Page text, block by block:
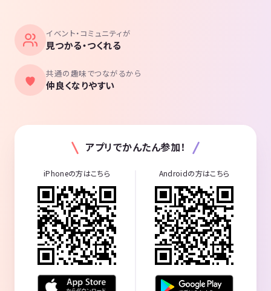
イベント・コミュニティが
見つかる・つくれる
共通の趣味でつながるから
仲良くなりやすい
アプリでかんたん参加！
iPhoneの方はこちら Androidの方はこちら